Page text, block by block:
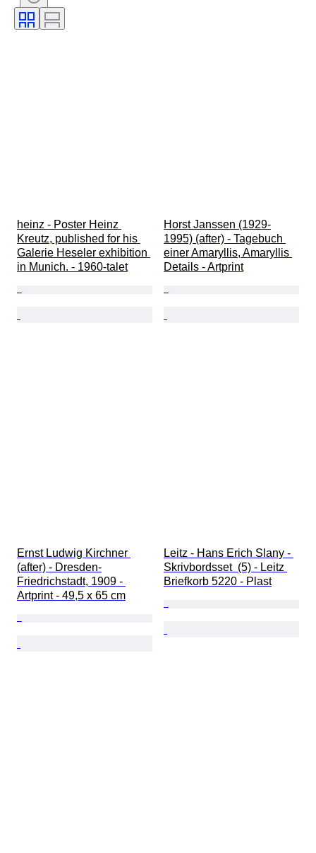
Signatur
Urverk
heinz - Poster Heinz
Kreutz, published for his
Galerie Heseler exhibition
in Munich. - 1960-talet
Horst Janssen (1929-
1995) (after) - Tagebuch
einer Amaryllis, Amaryllis
Details - Artprint
Ernst Ludwig Kirchner
(after) - Dresden-
Friedrichstadt, 1909 -
Artprint - 49,5 x 65 cm
Leitz - Hans Erich Slany -
Skrivbordsset  (5) - Leitz
Briefkorb 5220 - Plast